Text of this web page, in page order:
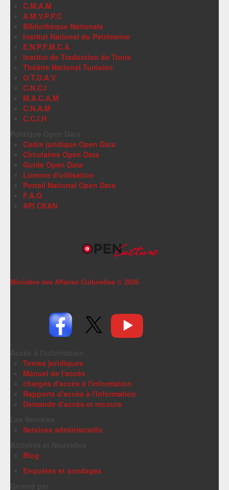
C.M.A.M
A.M.V.P.P.C
Bibliothèque Nationale
Institut National du Patrimoine
E.N.P.F.M.C.A
Institut de Traduction de Tunis
Théâtre National Tunisien
O.T.D.A.V
C.N.C.I
M.A.C.A.M
C.N.A.M
C.C.I.H
Cadre juridique Open Data
Circulaires Open Data
Guide Open Data
Licence d'utilisation
Portail National Open Data
F.A.Q
API CKAN
Ministère des Affaires Culturelles © 2026
Textes juridiques
Manuel de l'accès
chargés d'accès à l'information
Rapports d'accès à l'information
Demande d'accès et recours
Services administratifs
Blog
Enquêtes et sondages